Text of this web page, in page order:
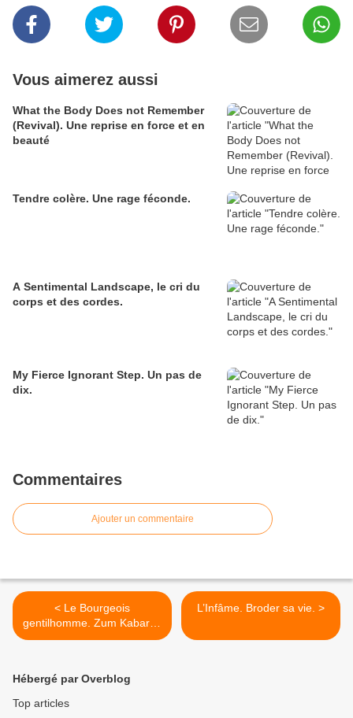
Vous aimerez aussi
What the Body Does not Remember
(Revival). Une reprise en force et en
beauté
Tendre colère. Une rage féconde.
A Sentimental Landscape, le cri du
corps et des cordes.
My Fierce Ignorant Step. Un pas de
dix.
Commentaires
Ajouter un commentaire
< Le Bourgeois
gentilhomme. Zum Kabarett
!
L’Infâme. Broder sa vie. >
Hébergé par Overblog
Top articles